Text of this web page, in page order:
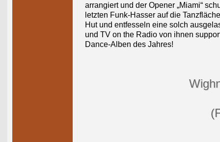
arrangiert und der Opener „Miami“
letzten Funk-Hasser auf die
Hut und entfesseln eine solch
und TV on the Radio von ihnen
Dance-Alben des Jahres!